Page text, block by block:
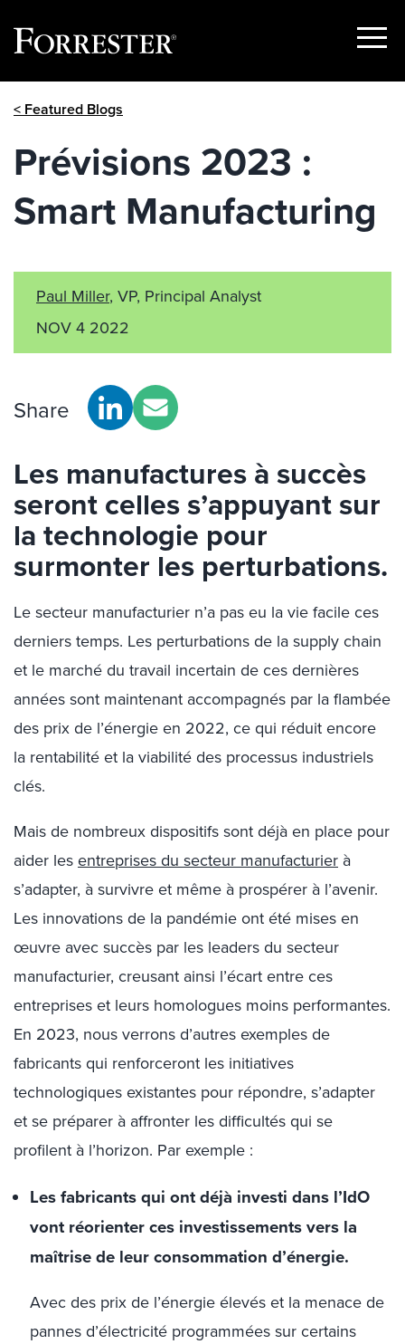
Show
< Featured Blogs
Prévisions 2023 :
Smart Manufacturing
Paul Miller, VP, Principal Analyst
NOV 4 2022
Share
Les manufactures à succès
seront celles s’appuyant sur
la technologie pour
surmonter les perturbations.
Le secteur manufacturier n’a pas eu la vie facile ces
derniers temps. Les perturbations de la supply chain
et le marché du travail incertain de ces dernières
années sont maintenant accompagnés par la flambée
des prix de l’énergie en 2022, ce qui réduit encore
la rentabilité et la viabilité des processus industriels
clés.
Mais de nombreux dispositifs sont déjà en place pour
aider lesentreprises du secteur manufacturier à
s’adapter, à survivre et même à prospérer à l’avenir.
Les innovations de la pandémie ont été mises en
œuvre avec succès par les leaders du secteur
manufacturier, creusant ainsi l’écart entre ces
entreprises et leurs homologues moins performantes.
En 2023, nous verrons d’autres exemples de
fabricants qui renforceront les initiatives
technologiques existantes pour répondre, s’adapter
et se préparer à affronter les difficultés qui se
profilent à l’horizon. Par exemple :
Les fabricants qui ont déjà investi dans l’IdO
vont réorienter ces investissements vers la
maîtrise de leur consommation d’énergie.
Avec des prix de l’énergie élevés et la menace de
pannes d’électricité programmées sur certains